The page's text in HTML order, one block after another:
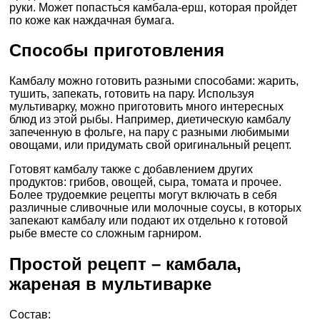
руки. Может попасться камбала-ерш, которая пройдет
по коже как наждачная бумага.
Способы приготовления
Камбалу можно готовить разными способами: жарить,
тушить, запекать, готовить на пару. Используя
мультиварку, можно приготовить много интересных
блюд из этой рыбы. Например, диетическую камбалу
запеченную в фольге, на пару с разными любимыми
овощами, или придумать свой оригинальный рецепт.
Готовят камбалу также с добавлением других
продуктов: грибов, овощей, сыра, томата и прочее.
Более трудоемкие рецепты могут включать в себя
различные сливочные или молочные соусы, в которых
запекают камбалу или подают их отдельно к готовой
рыбе вместе со сложным гарниром.
Простой рецепт – камбала,
жареная в мультиварке
Состав: